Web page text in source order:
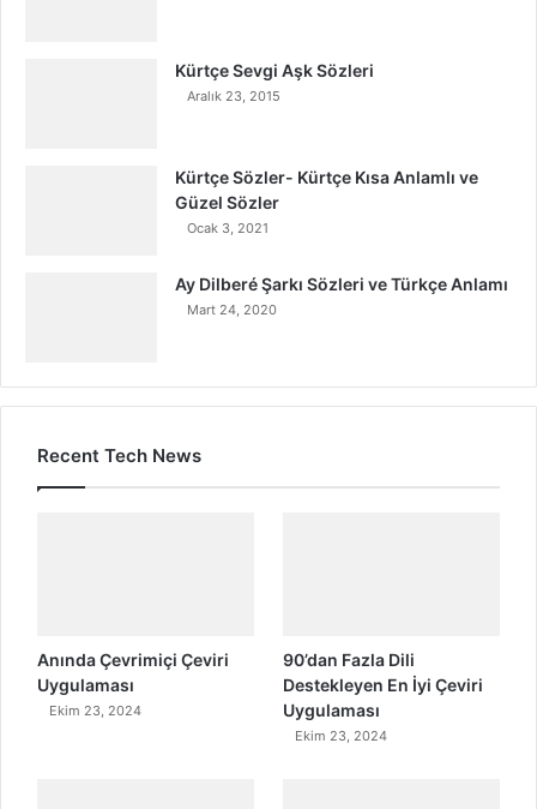
Kürtçe Sevgi Aşk Sözleri
Aralık 23, 2015
Kürtçe Sözler- Kürtçe Kısa Anlamlı ve
Güzel Sözler
Ocak 3, 2021
Ay Dilberé Şarkı Sözleri ve Türkçe Anlamı
Mart 24, 2020
Recent Tech News
Anında Çevrimiçi Çeviri
Uygulaması
Ekim 23, 2024
90’dan Fazla Dili
Destekleyen En İyi Çeviri
Uygulaması
Ekim 23, 2024